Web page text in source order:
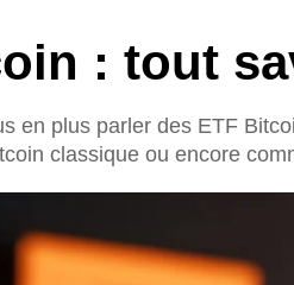
: tout
en plus parler des ETF
classique ou encore